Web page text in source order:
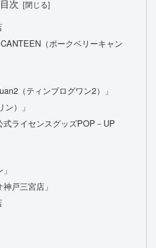
目次
（ポークベリーキャン
（ティンブログワン2）」
ン）」
式ライセンスグッズPOP－UP
戸三宮店」